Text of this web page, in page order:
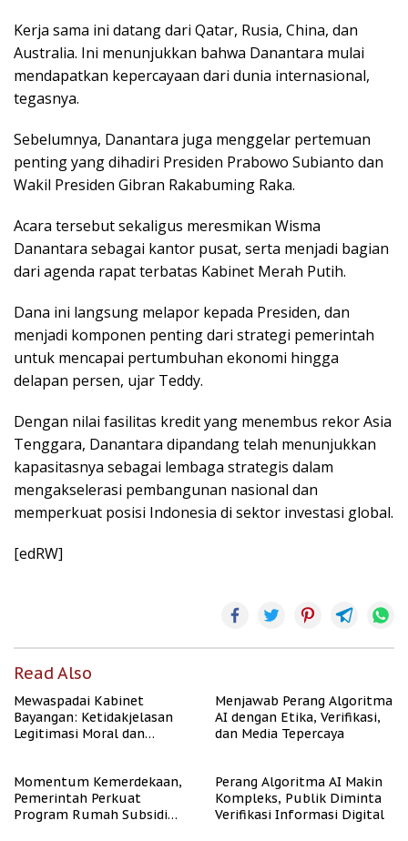
Kerja sama ini datang dari Qatar, Rusia, China, dan
Australia. Ini menunjukkan bahwa Danantara mulai
mendapatkan kepercayaan dari dunia internasional,
tegasnya.
Sebelumnya, Danantara juga menggelar pertemuan
penting yang dihadiri Presiden Prabowo Subianto dan
Wakil Presiden Gibran Rakabuming Raka.
Acara tersebut sekaligus meresmikan Wisma
Danantara sebagai kantor pusat, serta menjadi bagian
dari agenda rapat terbatas Kabinet Merah Putih.
Dana ini langsung melapor kepada Presiden, dan
menjadi komponen penting dari strategi pemerintah
untuk mencapai pertumbuhan ekonomi hingga
delapan persen, ujar Teddy.
Dengan nilai fasilitas kredit yang menembus rekor Asia
Tenggara, Danantara dipandang telah menunjukkan
kapasitasnya sebagai lembaga strategis dalam
mengakselerasi pembangunan nasional dan
memperkuat posisi Indonesia di sektor investasi global.
[edRW]
Read Also
Mewaspadai Kabinet
Bayangan: Ketidakjelasan
Legitimasi Moral dan
Menjawab Perang Algoritma
AI dengan Etika, Verifikasi,
dan Media Tepercaya
Momentum Kemerdekaan,
Pemerintah Perkuat
Program Rumah Subsidi
Perang Algoritma AI Makin
Kompleks, Publik Diminta
Verifikasi Informasi Digital